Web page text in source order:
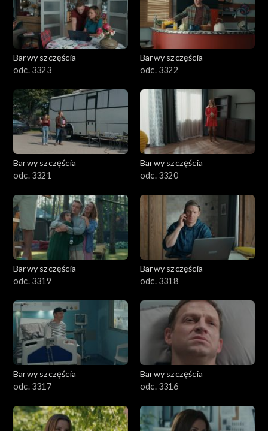
Barwy szczęścia
odc. 3323
Barwy szczęścia
odc. 3322
Barwy szczęścia
odc. 3321
Barwy szczęścia
odc. 3320
Barwy szczęścia
odc. 3319
Barwy szczęścia
odc. 3318
Barwy szczęścia
odc. 3317
Barwy szczęścia
odc. 3316